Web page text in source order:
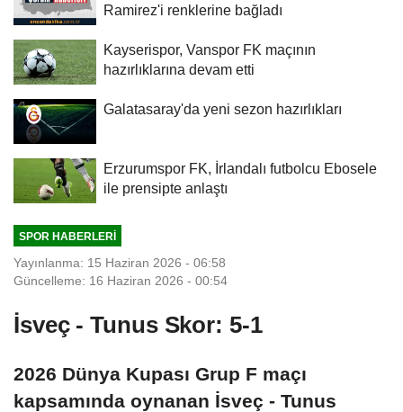
Ramirez'i renklerine bağladı
Kayserispor, Vanspor FK maçının
hazırlıklarına devam etti
Galatasaray'da yeni sezon hazırlıkları
Erzurumspor FK, İrlandalı futbolcu Ebosele
ile prensipte anlaştı
SPOR HABERLERI
Yayınlanma: 15 Haziran 2026 - 06:58
Güncelleme: 16 Haziran 2026 - 00:54
İsveç - Tunus Skor: 5-1
2026 Dünya Kupası Grup F maçı
kapsamında oynanan İsveç - Tunus